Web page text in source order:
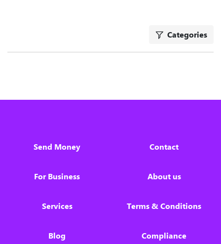
Categories
Send Money
For Business
Services
Blog
Contact
About us
Terms & Conditions
Compliance